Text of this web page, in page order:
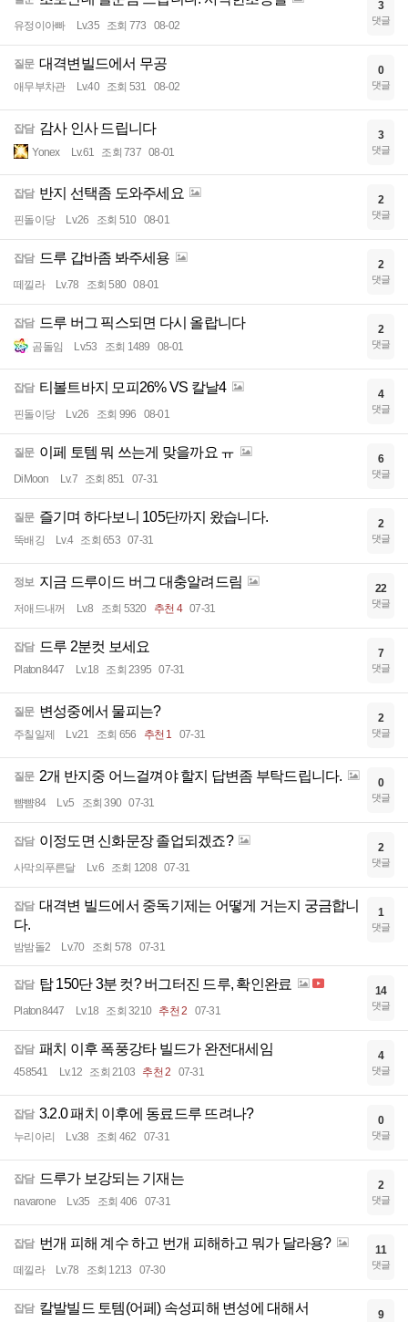
유정이아빠 Lv.35 조회 773 08-02
3
댓글
질문 대격변빌드에서 무공
애무부차관 Lv.40 조회 531 08-02
0
댓글
잡담 감사 인사 드립니다
Yonex Lv.61 조회 737 08-01
3
댓글
잡담 반지 선택좀 도와주세요
핀돌이당 Lv.26 조회 510 08-01
2
댓글
잡담 드루 갑바좀 봐주세용
떼낄라 Lv.78 조회 580 08-01
2
댓글
잡담 드루 버그 픽스되면 다시 올랍니다
곰돌임 Lv.53 조회 1489 08-01
2
댓글
잡담 티볼트바지 모피26% VS 칼날4
핀돌이당 Lv.26 조회 996 08-01
4
댓글
질문 이페 토템 뭐 쓰는게 맞을까요 ㅠ
DiMoon Lv.7 조회 851 07-31
6
댓글
질문 즐기며 하다보니 105단까지 왔습니다.
뚝배깅 Lv.4 조회 653 07-31
2
댓글
정보 지금 드루이드 버그 대충알려드림
저애드내꺼 Lv.8 조회 5320 추천 4 07-31
22
댓글
잡담 드루 2분컷 보세요
Platon8447 Lv.18 조회 2395 07-31
7
댓글
질문 변성중에서 물피는?
주칠일제 Lv.21 조회 656 추천 1 07-31
2
댓글
질문 2개 반지중 어느걸껴야 할지 답변좀 부탁드립니다.
뺨뺨84 Lv.5 조회 390 07-31
0
댓글
잡담 이정도면 신화문장 졸업되겠죠?
사막의푸른달 Lv.6 조회 1208 07-31
2
댓글
잡담 대격변 빌드에서 중독기제는 어떻게 거는지 궁금합니
다.
밤밤돌2 Lv.70 조회 578 07-31
1
댓글
잡담 탑 150단 3분 컷? 버그터진 드루, 확인완료
Platon8447 Lv.18 조회 3210 추천 2 07-31
14
댓글
잡담 패치 이후 폭풍강타 빌드가 완전대세임
458541 Lv.12 조회 2103 추천 2 07-31
4
댓글
잡담 3.2.0 패치 이후에 동료드루 뜨려나?
누리아리 Lv.38 조회 462 07-31
0
댓글
잡담 드루가 보강되는 기재는
navarone Lv.35 조회 406 07-31
2
댓글
잡담 번개 피해 계수 하고 번개 피해하고 뭐가 달라용?
떼낄라 Lv.78 조회 1213 07-30
11
댓글
잡담 칼발빌드 토템(어페) 속성피해 변성에 대해서 9